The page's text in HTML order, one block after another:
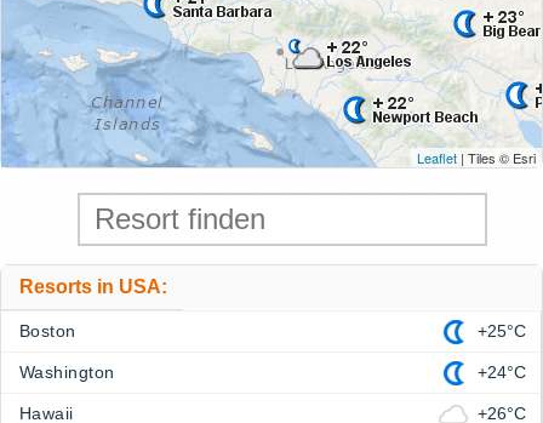
Leaflet | Tiles © Esri
Resorts in USA:
Boston +25°C
Washington +24°C
Hawaii +26°C